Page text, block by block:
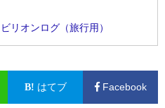
リオンログ（旅行用）
はてブ Facebook